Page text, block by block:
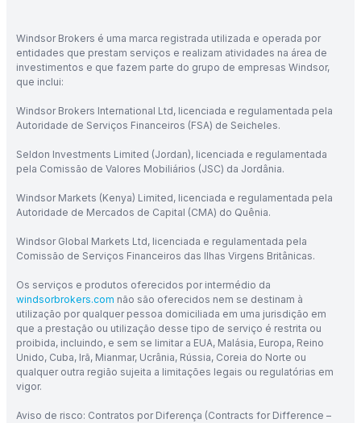
Windsor Brokers é uma marca registrada utilizada e operada por
entidades que prestam serviços e realizam atividades na área de
investimentos e que fazem parte do grupo de empresas Windsor,
que inclui:
Windsor Brokers International Ltd, licenciada e regulamentada pela
Autoridade de Serviços Financeiros (FSA) de Seicheles.
Seldon Investments Limited (Jordan), licenciada e regulamentada
pela Comissão de Valores Mobiliários (JSC) da Jordânia.
Windsor Markets (Kenya) Limited, licenciada e regulamentada pela
Autoridade de Mercados de Capital (CMA) do Quênia.
Windsor Global Markets Ltd, licenciada e regulamentada pela
Comissão de Serviços Financeiros das Ilhas Virgens Britânicas.
Os serviços e produtos oferecidos por intermédio da
windsorbrokers.com não são oferecidos nem se destinam à
utilização por qualquer pessoa domiciliada em uma jurisdição em
que a prestação ou utilização desse tipo de serviço é restrita ou
proibida, incluindo, e sem se limitar a EUA, Malásia, Europa, Reino
Unido, Cuba, Irã, Mianmar, Ucrânia, Rússia, Coreia do Norte ou
qualquer outra região sujeita a limitações legais ou regulatórias em
vigor.
Aviso de risco: Contratos por Diferença (Contracts for Difference –